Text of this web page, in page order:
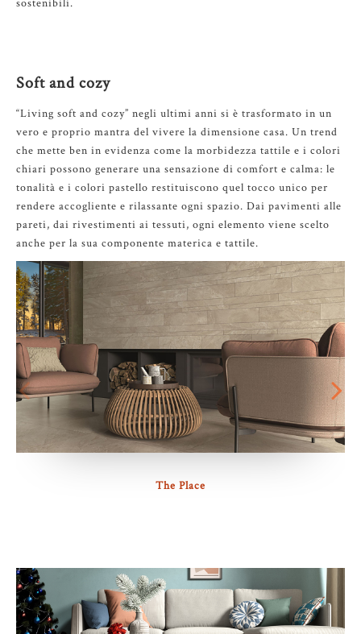
sostenibili.
Soft and cozy
“Living soft and cozy” negli ultimi anni si è trasformato in un
vero e proprio mantra del vivere la dimensione casa. Un trend
che mette ben in evidenza come la morbidezza tattile e i colori
chiari possono generare una sensazione di comfort e calma: le
tonalità e i colori pastello restituiscono quel tocco unico per
rendere accogliente e rilassante ogni spazio. Dai pavimenti alle
pareti, dai rivestimenti ai tessuti, ogni elemento viene scelto
anche per la sua componente materica e tattile.
The Place